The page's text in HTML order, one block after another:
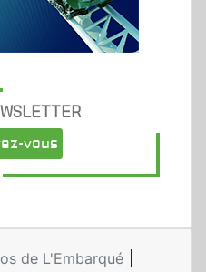
vous
de L'Embarqué